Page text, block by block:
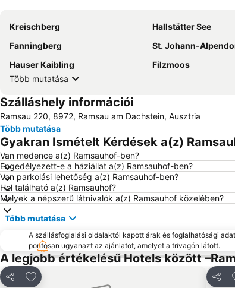
Kreischberg Hallstätter See
Fanningberg
St. Johann-
Hauser Kaibling
Filzmoos
Több mutatása
Szálláshely információi
Ramsau 220, 8972, Ramsau am Dachstein, Ausztria
Több mutatása
Gyakran Ismételt Kérdések a(z)
Van medence a(z) Ramsauhof-ben?
Engedélyezett-e a háziállat a(z) Ramsauhof-ben?
Van parkolási lehetőség a(z) Ramsauhof-ben?
Hol található a(z) Ramsauhof?
Melyek a népszerű látnivalók a(z) Ramsauhof közelében?
Több mutatása
A szállásfoglalási oldalaktól kapott árak és foglalhatósági
pontosan ugyanazt az ajánlatot, amelyet a trivagón látott.
A legjobb értékelésű Hotels között
Megosztás
Hozzáadás a kedvencekhez